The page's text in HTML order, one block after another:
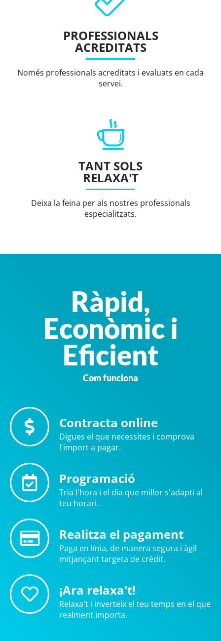
PROFESSIONALS
ACREDITATS
Només professionals acreditats i evaluats en cada
servei.
TANT SOLS
RELAXA'T
Deixa la feina per als nostres professionals
especialitzats.
Ràpid,
Econòmic i
Eficient
Com funciona
Contracta online
Digues el que necessites i comprova
l'import a pagar.
Programació
Tria l'hora i el dia que millor s'adapti al
teu horari.
Realitza el pagament
Paga en línia, de manera segura i àgil
mitjançant targeta de crèdit.
¡Ara relaxa't!
Relaxa't i inverteix el teu temps en el que
realment importa.